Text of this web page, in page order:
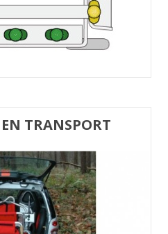
TRANSPORT